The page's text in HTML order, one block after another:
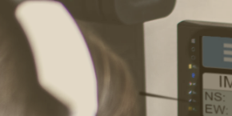
BRIDGENET